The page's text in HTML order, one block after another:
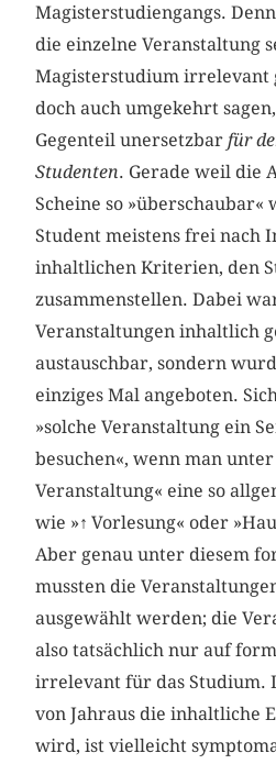
Magisterstudiengangs.
die einzelne Veranstaltung
Magisterstudium irrelevant
doch auch umgekehrt
Gegenteil unersetzbarfür
Studenten. Gerade weil die
Scheine so
Student meistens frei nach
inhaltlichen Kriterien, den
zusammenstellen. Dabei
Veranstaltungen inhaltlich
austauschbar, sondern
einziges Mal angeboten.
»solche Veranstaltung ein
besuchen«, wenn man unter
Veranstaltung« eine so
wie »↑Vorlesung« oder
Aber genau unter diesem
mussten die
ausgewählt werden; die
also tatsächlich nur auf
irrelevant für das Studium.
von Jahraus die inhaltliche
wird, ist vielleicht